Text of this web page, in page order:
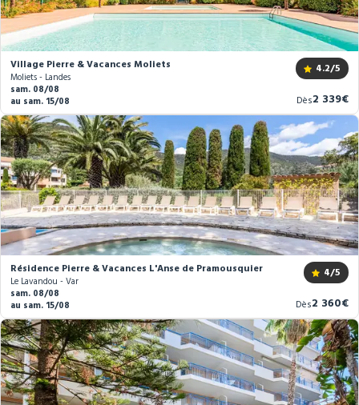
Village Pierre & Vacances Moliets
Moliets - Landes
4.2/5
sam. 08/08
au sam. 15/08
DèsNouveau
prix
2 339€
Résidence Pierre & Vacances L'Anse de Pramousquier
Le Lavandou - Var
4/5
sam. 08/08
au sam. 15/08
DèsNouveau
prix
2 360€